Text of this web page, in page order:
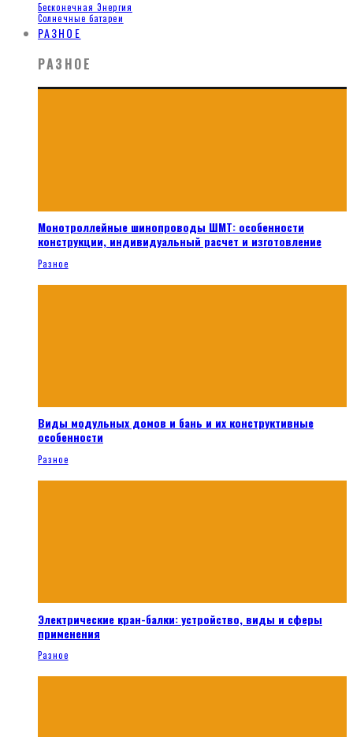
Бесконечная Энергия
Солнечные батареи
РАЗНОЕ
РАЗНОЕ
Монотроллейные шинопроводы ШМТ: особенности
конструкции, индивидуальный расчет и изготовление
Разное
Виды модульных домов и бань и их конструктивные
особенности
Разное
Электрические кран-балки: устройство, виды и сферы
применения
Разное